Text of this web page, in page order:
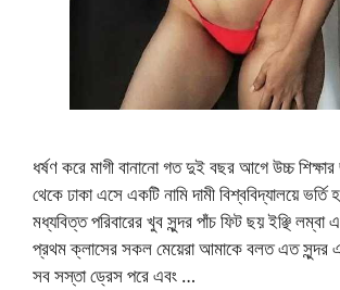
ধর্ষণ করে মাগী বানানো গত দুই বছর আগে উচ্চ শিক্ষার
থেকে ঢাকা এসে একটি নামি দামী বিশ্ববিদ্যালয়ে
মধ্যবিত্ত পরিবারের খুব সুন্দর পাঁচ ফিট ছয় ইঞ্ছি
প্রথম ক্লাসের সকল মেয়েরা আমাকে বলত এত সুন্দর
সব সস্তা ড্রেস পরে এবং …